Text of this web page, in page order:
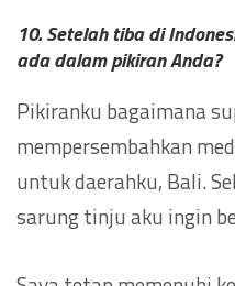
10. Setelah tiba di
ada dalam pikiran Anda?
Pikiranku bagaimana
mempersembahkan
untuk daerahku, Bali.
sarung tinju aku ingin